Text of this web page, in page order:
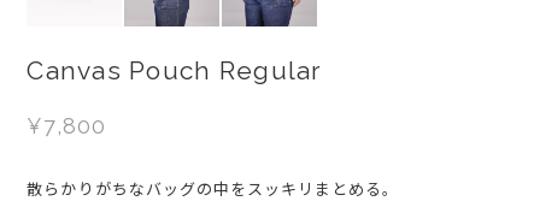
Canvas Pouch Regular
¥7,800
散らかりがちなバッグの中をスッキリまとめる｡